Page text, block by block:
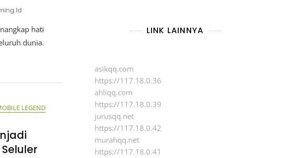
hati
dunia.
LEGEND
LINK LAINNYA
asikqq.com
https://117.18.0.36
ahliqq.com
https://117.18.0.39
jurusqq.net
https://117.18.0.42
murahqq.net
https://117.18.0.41